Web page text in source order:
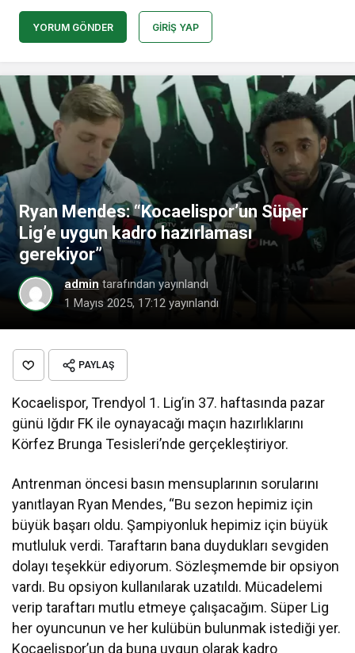
YORUM GÖNDER GIRIŞ YAP
Ryan Mendes: “Kocaelispor’un Süper
Lig’e uygun kadro hazırlaması
gerekiyor”
admin tarafından yayınlandı
1 Mayıs 2025, 17:12 yayınlandı
PAYLAŞ
Kocaelispor, Trendyol 1. Lig’in 37. haftasında pazar
günü Iğdır FK ile oynayacağı maçın hazırlıklarını
Körfez Brunga Tesisleri’nde gerçekleştiriyor.
Antrenman öncesi basın mensuplarının sorularını
yanıtlayan Ryan Mendes, “Bu sezon hepimiz için
büyük başarı oldu. Şampiyonluk hepimiz için büyük
mutluluk verdi. Taraftarın bana duydukları sevgiden
dolayı teşekkür ediyorum. Sözleşmemde bir opsiyon
vardı. Bu opsiyon kullanılarak uzatıldı. Mücadelemi
verip taraftarı mutlu etmeye çalışacağım. Süper Lig
her oyuncunun ve her kulübün bulunmak istediği yer.
Kocaelispor’un da buna uygun olarak kadro